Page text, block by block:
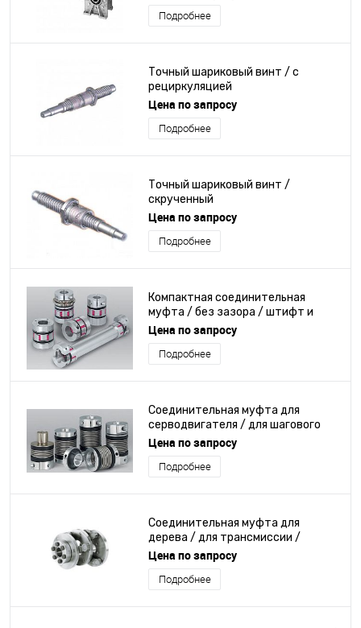
Подробнее
Точный шариковый винт / с
рециркуляцией
Цена по запросу
Подробнее
Точный шариковый винт /
скрученный
Цена по запросу
Подробнее
Компактная соединительная
муфта / без зазора / штифт и
центрирующая втулка
Цена по запросу
Подробнее
Соединительная муфта для
серводвигателя / для шагового
двигателя / с сильфоном /
миниатюрная
Цена по запросу
Подробнее
Соединительная муфта для
дерева / для трансмиссии /
против осевого смещения / с
фланцем
Цена по запросу
Подробнее